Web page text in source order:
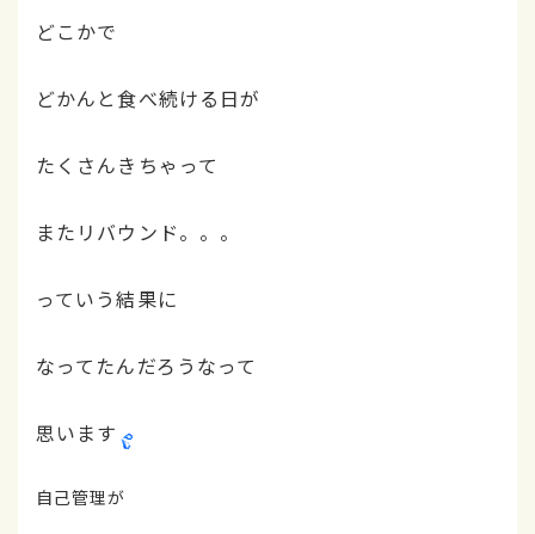
どこかで
どかんと食べ続ける日が
たくさんきちゃって
またリバウンド。。。
っていう結果に
なってたんだろうなって
思います
自己管理が